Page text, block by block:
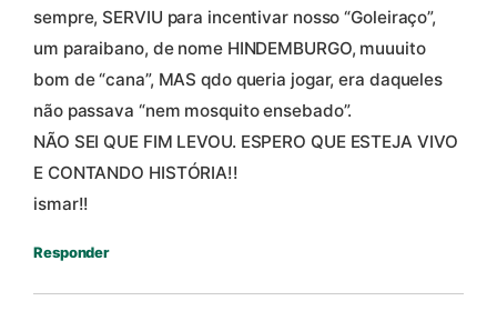
sempre, SERVIU para incentivar nosso “Goleiraço”,
um paraibano, de nome HINDEMBURGO, muuuito
bom de “cana”, MAS qdo queria jogar, era daqueles
não passava “nem mosquito ensebado”.
NÃO SEI QUE FIM LEVOU. ESPERO QUE ESTEJA VIVO
E CONTANDO HISTÓRIA!!
ismar!!
Responder